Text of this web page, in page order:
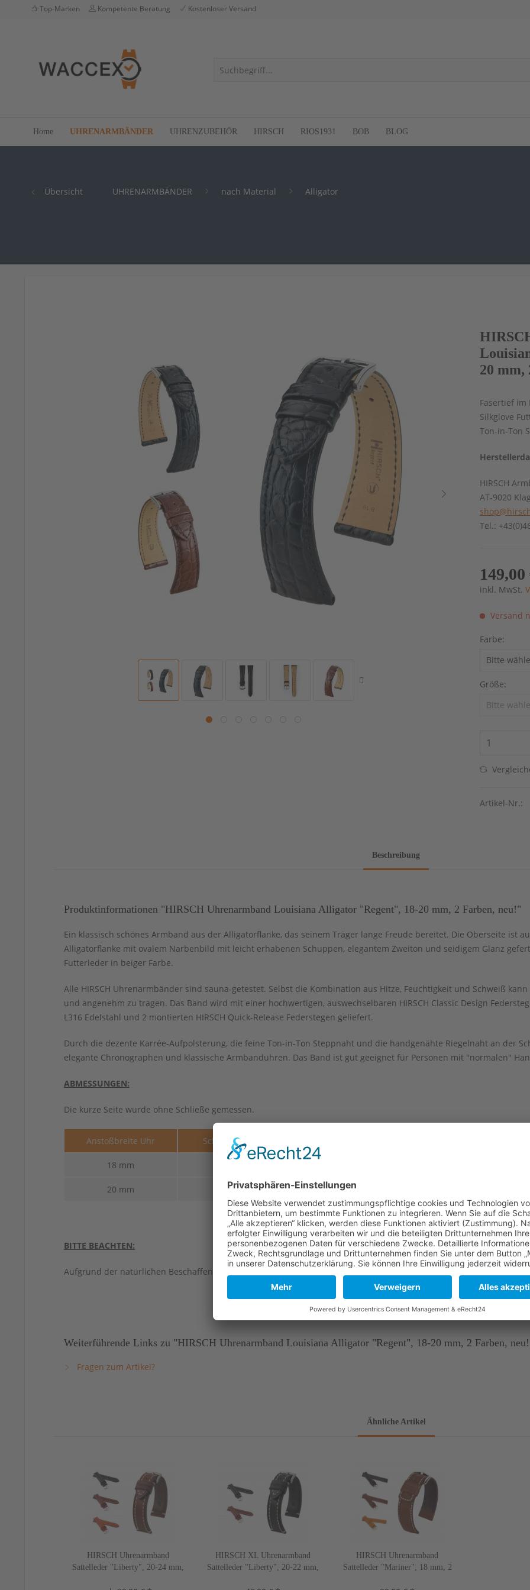
Top-Marken Kompetente Beratung Kostenloser Versand
Home UHRENARMBÄNDER UHRENZUBEHÖR HIRSCH RIOS1931 BOB BLOG
Übersicht UHRENARMBÄNDER nach Material Alligator
20 mm,
Fasertief im
Silkglove
Ton-in-Ton
HIRSCH
AT-9020
Tel.:
inkl. MwSt.
Versand
Farbe:
Größe:
Artikel-Nr.:
Beschreibung
Produktinformationen "HIRSCH Uhrenarmband Louisiana Alligator "Regent", 18-20 mm, 2 Farben, neu!"
Ein klassisch schönes Armband aus der Alligatorflanke, das seinem Träger lange Freude bereitet. Die Oberseite ist
Alligatorflanke mit ovalem Narbenbild mit leicht erhabenen Schuppen, elegantem Zweiton und seidigem Glanz
Futterleder in beiger Farbe.
Alle HIRSCH Uhrenarmbänder sind sauna-getestet. Selbst die Kombination aus Hitze, Feuchtigkeit und Schweiß
und angenehm zu tragen. Das Band wird mit einer hochwertigen, auswechselbaren HIRSCH Classic Design
L316 Edelstahl und 2 montierten HIRSCH Quick-Release Federstegen geliefert.
Durch die dezente Karrée-Aufpolsterung, die feine Ton-in-Ton Steppnaht und die handgenähte Riegelnaht an der
elegante Chronographen und klassische Armbanduhren. Das Band ist gut geeignet für Personen mit "normalen"
ABMESSUNGEN:
Die kurze Seite wurde ohne Schließe gemessen.
Anstoßbreite Uhr Schließenbreite
18 mm
20 mm 16 mm 120 mm
BITTE BEACHTEN:
Aufgrund der natürlichen Beschaffenheit von Leder und des Gerbprozesses kann es zu kleinen Unterschieden in
Weiterführende Links zu "HIRSCH Uhrenarmband Louisiana Alligator "Regent", 18-20 mm, 2 Farben,
Fragen zum Artikel?
Ähnliche Artikel
HIRSCH Uhrenarmband
Sattelleder "Liberty", 20-24 mm,
HIRSCH XL Uhrenarmband
Sattelleder "Liberty", 20-22 mm,
HIRSCH Uhrenarmband
Sattelleder "Mariner", 18 mm, 2